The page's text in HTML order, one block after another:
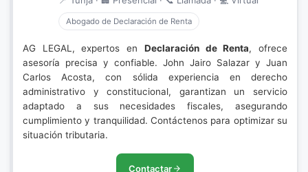
Abogado de Declaración de Renta
AG LEGAL, expertos en Declaración de Renta, ofrece
asesoría precisa y confiable. John Jairo Salazar y Juan
Carlos Acosta, con sólida experiencia en derecho
administrativo y constitucional, garantizan un servicio
adaptado a sus necesidades fiscales, asegurando
cumplimiento y tranquilidad. Contáctenos para optimizar su
situación tributaria.
Contactar